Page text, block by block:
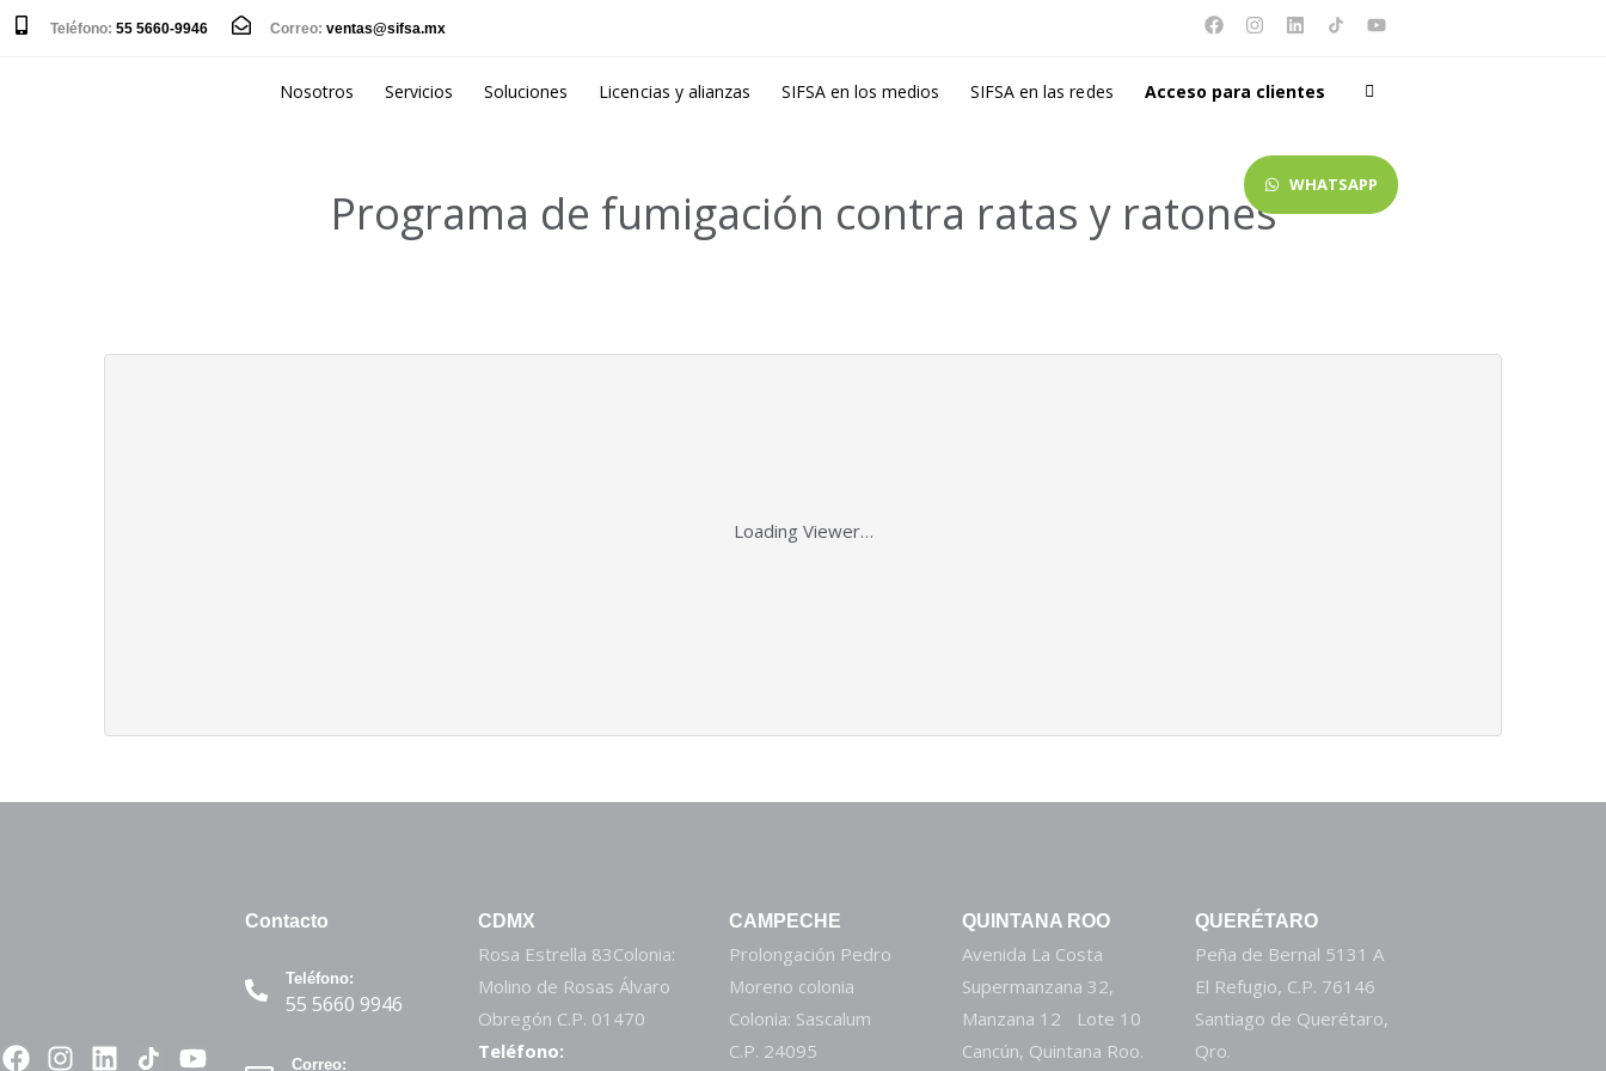
Teléfono: 55 5660-9946 Correo: ventas@sifsa.mx
Nosotros Servicios Soluciones Licencias y alianzas SIFSA en los medios SIFSA en las redes Acceso para clientes
WHATSAPP
Programa de fumigación contra ratas y ratones
Loading Viewer…
Contacto
Teléfono:
55 5660 9946
Correo:
CDMX
Rosa Estrella 83Colonia:
Molino de Rosas Álvaro
Obregón C.P. 01470
Teléfono:
CAMPECHE
Prolongación Pedro
Moreno colonia
Colonia: Sascalum
C.P. 24095
QUINTANA ROO
Avenida La Costa
Supermanzana 32,
Manzana 12 Lote 10
Cancún, Quintana Roo.
QUERÉTARO
Peña de Bernal 5131 A
El Refugio, C.P. 76146
Santiago de Querétaro,
Qro.